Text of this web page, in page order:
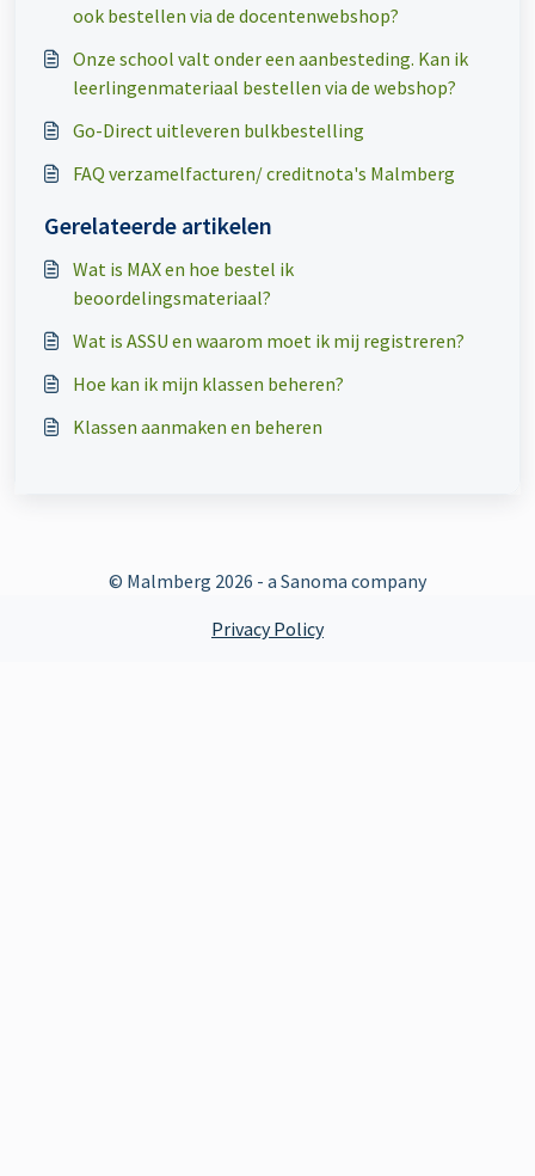
ook bestellen via de docentenwebshop?
Onze school valt onder een aanbesteding. Kan ik
leerlingenmateriaal bestellen via de webshop?
Go-Direct uitleveren bulkbestelling
FAQ verzamelfacturen/ creditnota's Malmberg
Gerelateerde artikelen
Wat is MAX en hoe bestel ik
beoordelingsmateriaal?
Wat is ASSU en waarom moet ik mij registreren?
Hoe kan ik mijn klassen beheren?
Klassen aanmaken en beheren
© Malmberg 2026 - a Sanoma company
Privacy Policy